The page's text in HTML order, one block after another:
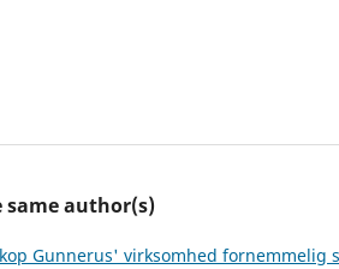
same author(s)
Gunnerus' virksomhed